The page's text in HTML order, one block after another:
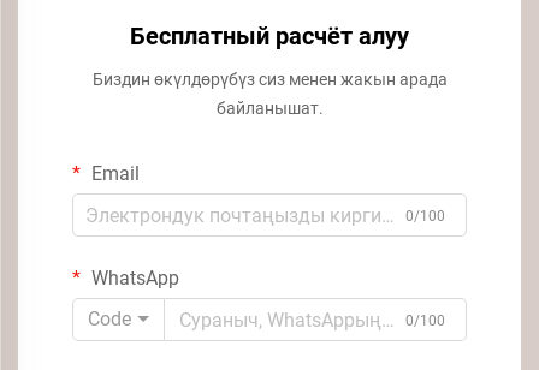
Бесплатный расчёт алуу
Биздин өкүлдөрүбүз сиз менен жакын арада
байланышат.
Email
0/100
WhatsApp
Code
0/100